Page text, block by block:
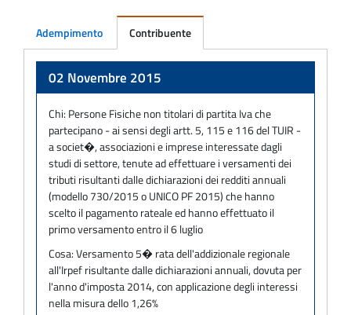
Adempimento Contribuente
02 Novembre 2015
Chi: Persone Fisiche non titolari di partita Iva che
partecipano - ai sensi degli artt. 5, 115 e 116 del TUIR -
a societ�, associazioni e imprese interessate dagli
studi di settore, tenute ad effettuare i versamenti dei
tributi risultanti dalle dichiarazioni dei redditi annuali
(modello 730/2015 o UNICO PF 2015) che hanno
scelto il pagamento rateale ed hanno effettuato il
primo versamento entro il 6 luglio
Cosa:Versamento 5� rata dell'addizionale regionale
all'Irpef risultante dalle dichiarazioni annuali, dovuta per
l'anno d'imposta 2014, con applicazione degli interessi
nella misura dello 1,26%